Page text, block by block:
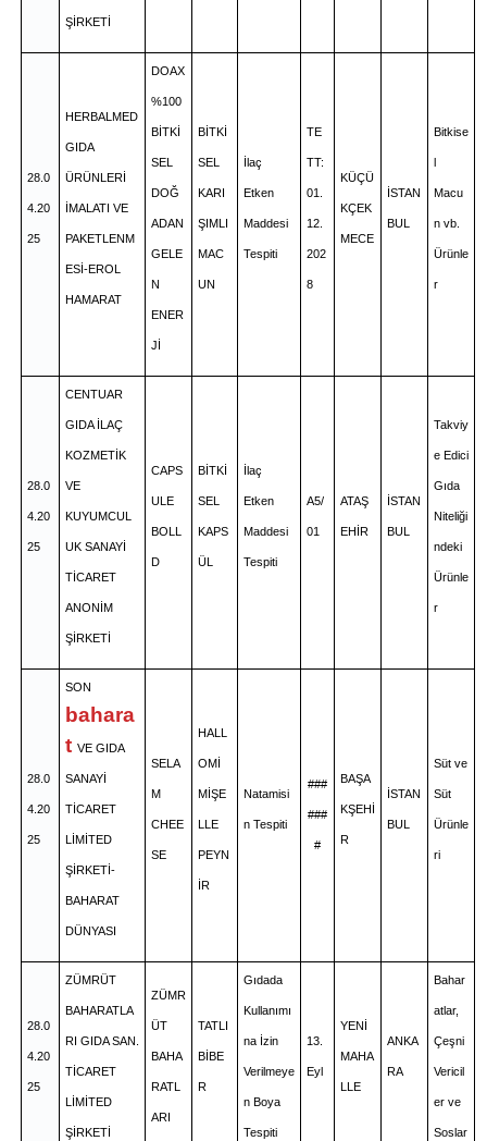
ŞİRKETİ
28.0
4.20
25
HERBALMED
GIDA
ÜRÜNLERİ
İMALATI VE
PAKETLENM
ESİ-EROL
HAMARAT
DOAX
%100
BİTKİ
SEL
DOĞ
ADAN
GELE
N
ENER
Jİ
BİTKİ
SEL
KARI
ŞIMLI
MAC
UN
İlaç
Etken
Maddesi
Tespiti
TE
TT:
01.
12.
202
8
KÜÇÜ
KÇEK
MECE
İSTAN
BUL
Bitkise
Macu
n vb.
Ürünle
r
28.0
4.20
25
CENTUAR
GIDA İLAÇ
KOZMETİK
VE
KUYUMCUL
UK SANAYİ
TİCARET
ANONİM
ŞİRKETİ
CAPS
ULE
BOLL
D
BİTKİ
SEL
KAPS
ÜL
İlaç
Etken
Maddesi
Tespiti
A5/
01
ATAŞ
EHİR
İSTAN
BUL
Takviy
e Edici
Gıda
Niteliği
ndeki
Ürünle
r
28.0
4.20
25
SON
bahara
t VE GIDA
SANAYİ
TİCARET
LİMİTED
ŞİRKETİ-
BAHARAT
DÜNYASI
SELA
M
CHEE
SE
HALL
OMİ
MİŞE
LLE
PEYN
İR
Natamisi
n Tespiti
###
###
#
BAŞA
KŞEHİ
R
İSTAN
BUL
Süt ve
Süt
Ürünle
ri
28.0
4.20
25
ZÜMRÜT
BAHARATLA
RI GIDA SAN.
TİCARET
LİMİTED
ŞİRKETİ
ZÜMR
ÜT
BAHA
RATL
ARI
TATLI
BİBE
R
Gıdada
Kullanımı
na İzin
Verilmeye
n Boya
Tespiti
13.
Eyl
YENİ
MAHA
LLE
ANKA
RA
Bahar
atlar,
Çeşni
Vericil
er ve
Soslar